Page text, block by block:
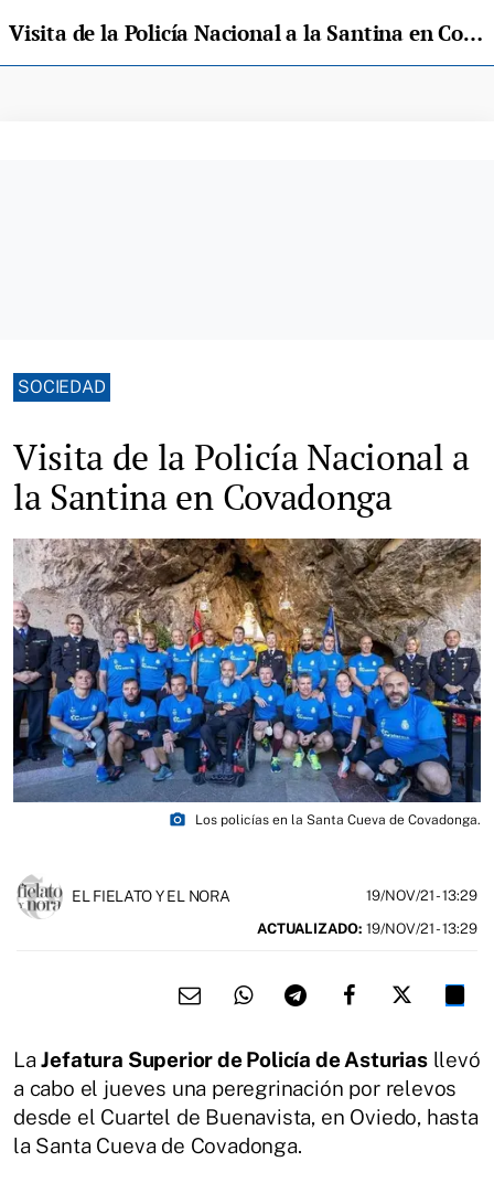
Visita de la Policía Nacional a la Santina en Covadonga
SOCIEDAD
Visita de la Policía Nacional a
la Santina en Covadonga
photo_camera Los policías en la Santa Cueva de Covadonga.
EL FIELATO Y EL NORA 19/NOV/21- 13:29
ACTUALIZADO: 19/NOV/21 - 13:29
LaJefatura Superior de Policía de Asturiasllevó
a cabo el jueves una peregrinación por relevos
desde el Cuartel de Buenavista, en Oviedo, hasta
la Santa Cueva de Covadonga.